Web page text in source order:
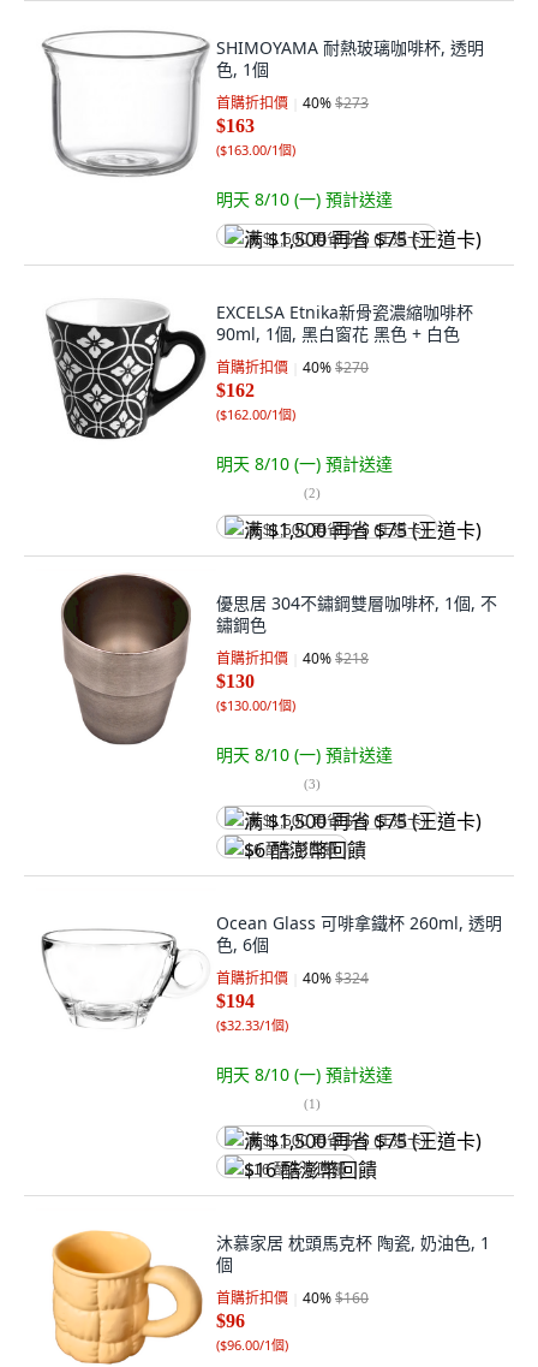
SHIMOYAMA 耐熱玻璃咖啡杯, 透明
色, 1個
首購折扣價 40%$273
$163
($163.00/1個)
明天 8/10 (一) 預計送達
满 $1,500 再省 $75 (王道卡)
EXCELSA Etnika新骨瓷濃縮咖啡杯
90ml, 1個, 黑白窗花 黑色 + 白色
首購折扣價 40%$270
$162
($162.00/1個)
明天 8/10 (一) 預計送達
(2)
满 $1,500 再省 $75 (王道卡)
優思居 304不鏽鋼雙層咖啡杯, 1個, 不
鏽鋼色
首購折扣價 40%$218
$130
($130.00/1個)
明天 8/10 (一) 預計送達
(3)
满 $1,500 再省 $75 (王道卡)
$6 酷澎幣回饋
Ocean Glass 可啡拿鐵杯 260ml, 透明
色, 6個
首購折扣價 40%$324
$194
($32.33/1個)
明天 8/10 (一) 預計送達
(1)
满 $1,500 再省 $75 (王道卡)
$16 酷澎幣回饋
沐慕家居 枕頭馬克杯 陶瓷, 奶油色, 1
個
首購折扣價 40%$160
$96
($96.00/1個)